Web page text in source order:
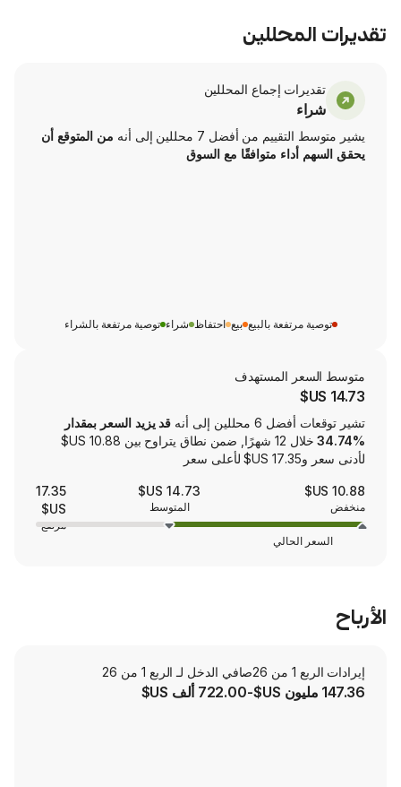
إجماع المحللين
أفضل 7 محللين إلى أنه
من المتوقع أن
متوافقًا مع السوق
بيع احتفاظ شراء توصية مرتفعة بالشراء
المستهدف
قد يزيد السعر بمقدار
خلال 12 شهرًا, ضمن نطاق يتراوح بين ‏10.88 US$
17.35
US$
مرتفع
صافي الدخل لـ الربع 1 من 26
-722.00 ألف US$